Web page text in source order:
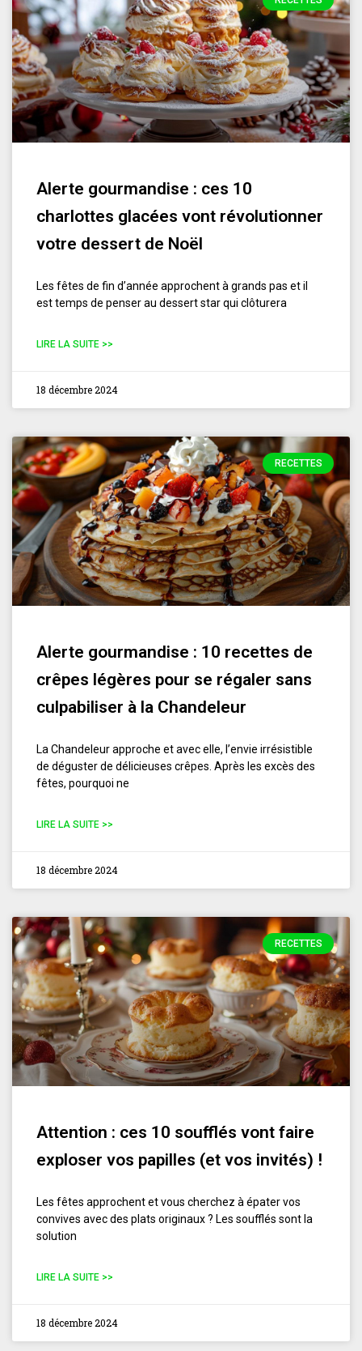
Alerte gourmandise : ces 10
charlottes glacées vont révolutionner
votre dessert de Noël
Les fêtes de fin d’année approchent à grands pas et il
est temps de penser au dessert star qui clôturera
LIRE LA SUITE >>
18 décembre 2024
RECETTES
Alerte gourmandise : 10 recettes de
crêpes légères pour se régaler sans
culpabiliser à la Chandeleur
La Chandeleur approche et avec elle, l’envie irrésistible
de déguster de délicieuses crêpes. Après les excès des
fêtes, pourquoi ne
LIRE LA SUITE >>
18 décembre 2024
RECETTES
Attention : ces 10 soufflés vont faire
exploser vos papilles (et vos invités) !
Les fêtes approchent et vous cherchez à épater vos
convives avec des plats originaux ? Les soufflés sont la
solution
LIRE LA SUITE >>
18 décembre 2024